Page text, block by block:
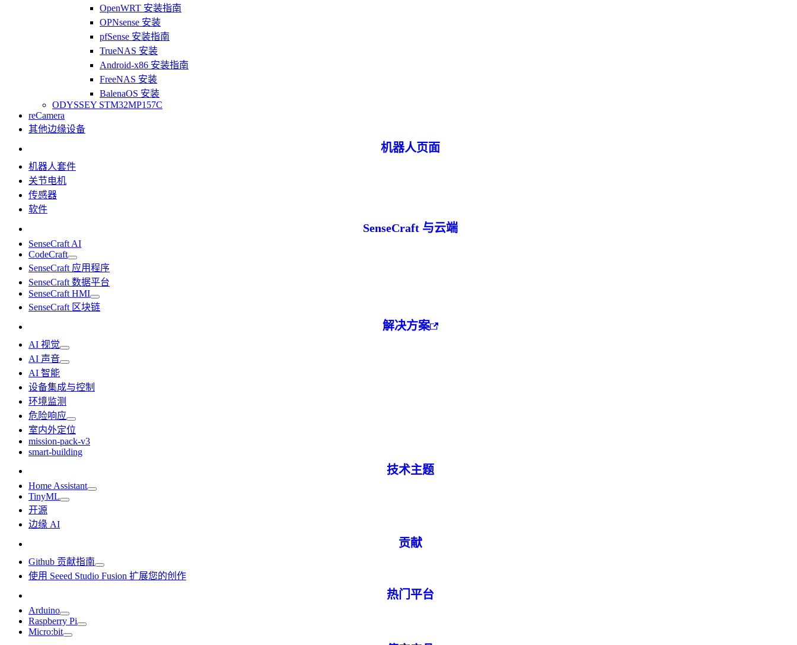
OpenWRT 安装指南
OPNsense 安装
pfSense 安装指南
TrueNAS 安装
Android-x86 安装指南
FreeNAS 安装
BalenaOS 安装
ODYSSEY STM32MP157C
reCamera
其他边缘设备
机器人页面
机器人套件
关节电机
传感器
软件
SenseCraft 与云端
SenseCraft AI
CodeCraft
SenseCraft 应用程序
SenseCraft 数据平台
SenseCraft HMI
SenseCraft 区块链
解决方案
AI 视觉
AI 声音
AI 智能
设备集成与控制
环境监测
危险响应
室内外定位
mission-pack-v3
smart-building
技术主题
Home Assistant
TinyML
开源
边缘 AI
贡献
Github 贡献指南
使用 Seeed Studio Fusion 扩展您的创作
热门平台
Arduino
Raspberry Pi
Micro:bit